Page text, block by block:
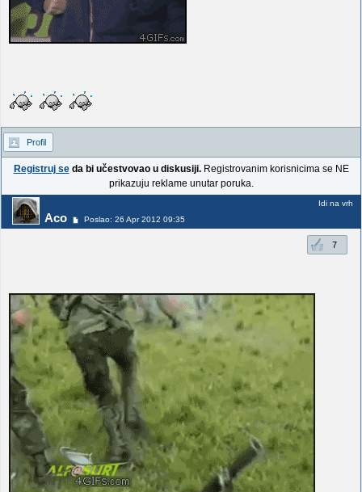
Profil
Registruj seda bi učestvovao u diskusiji.Registrovanim korisnicima se NE
prikazuju reklame unutar poruka.
Aco Poslao: 26 Apr 2012 09:35
Idi na vrh
7